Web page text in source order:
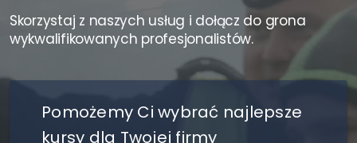
Skorzystaj z naszych usług i dołącz do grona
wykwalifikowanych profesjonalistów.
Pomożemy Ci wybrać najlepsze
kursy dla Twojej firmy